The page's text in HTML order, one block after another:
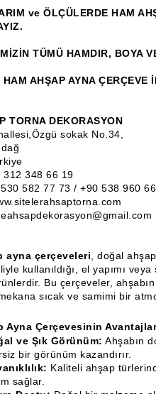
ve ÖLÇÜLERDE HAM
TÜMÜ HAMDIR, BOYA
AHŞAP AYNA ÇERÇEVE
TORNA DEKORASYON
sokak No.34,
312 348 66 19
582 77 73 / +90 538 960
ayna çerçeveleri , doğal
kullanıldığı, el yapımı
Bu çerçeveler,
sıcak ve samimi bir
Ayna Çerçevesinin
ve Şık Görünüm: Ahşabın
bir görünüm kazandırır.
Kaliteli ahşap
sağlar.